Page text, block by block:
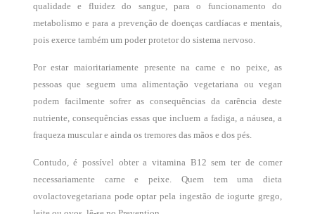
qualidade e fluidez do sangue, para o funcionamento do
metabolismo e para a prevenção de doenças cardíacas e mentais,
pois exerce também um poder protetor do sistema nervoso.
Por estar maioritariamente presente na carne e no peixe, as
pessoas que seguem uma alimentação vegetariana ou vegan
podem facilmente sofrer as consequências da carência deste
nutriente, consequências essas que incluem a fadiga, a náusea, a
fraqueza muscular e ainda os tremores das mãos e dos pés.
Contudo, é possível obter a vitamina B12 sem ter de comer
necessariamente carne e peixe. Quem tem uma dieta
ovolactovegetariana pode optar pela ingestão de iogurte grego,